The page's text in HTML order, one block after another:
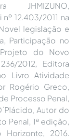
JHMIZUNO,
12.403/2011 na
legislação e
Participação no
do Novo
2012, Editora
Livro Atividade
Rogério Greco,
Processo Penal,
Autor do
Penal, 1ª edição,
Horizonte, 2016.